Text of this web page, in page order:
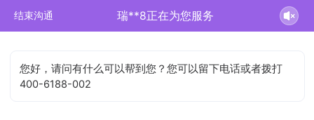
结束沟通 瑞**8正在为您服务
您好，请问有什么可以帮到您？您可以留下电话或者拨打
400-6188-002